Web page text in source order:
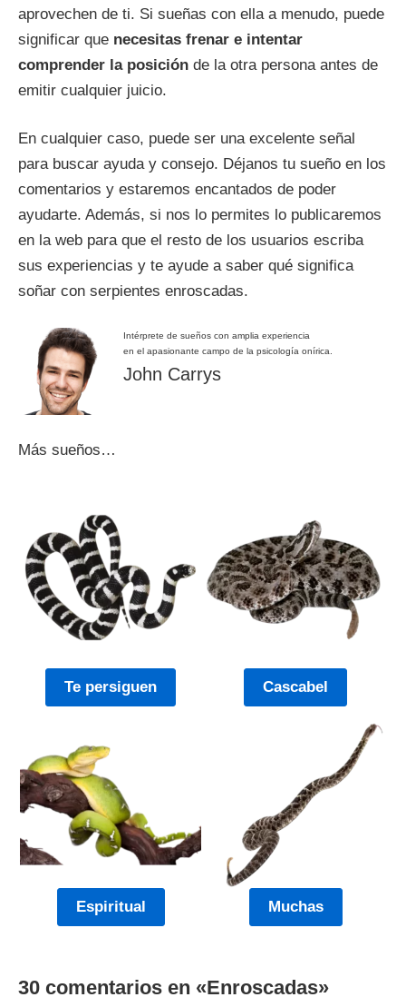
aprovechen de ti. Si sueñas con ella a menudo, puede
significar que necesitas frenar e intentar
comprender la posición de la otra persona antes de
emitir cualquier juicio.
En cualquier caso, puede ser una excelente señal
para buscar ayuda y consejo. Déjanos tu sueño en los
comentarios y estaremos encantados de poder
ayudarte. Además, si nos lo permites lo publicaremos
en la web para que el resto de los usuarios escriba
sus experiencias y te ayude a saber qué significa
soñar con serpientes enroscadas.
Intérprete de sueños con amplia experiencia
en el apasionante campo de la psicología onírica.
John Carrys
Más sueños…
Te persiguen Cascabel
Espiritual Muchas
30 comentarios en «Enroscadas»